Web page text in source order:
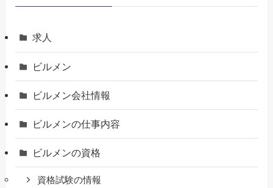
求人
ビルメン
ビルメン会社情報
ビルメンの仕事内容
ビルメンの資格
資格試験の情報